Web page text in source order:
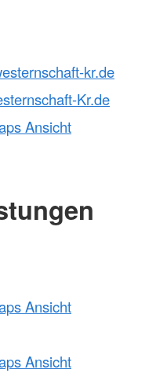
kr.de
Kr.de
Ansicht
Ansicht
Ansicht